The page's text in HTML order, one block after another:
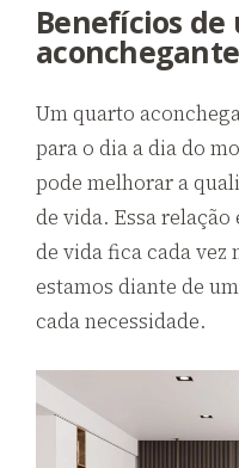
Benefícios
aconchegante
Um quarto
para o dia a dia do
pode melhorar a
de vida. Essa
de vida fica cada vez
estamos diante de
cada necessidade.